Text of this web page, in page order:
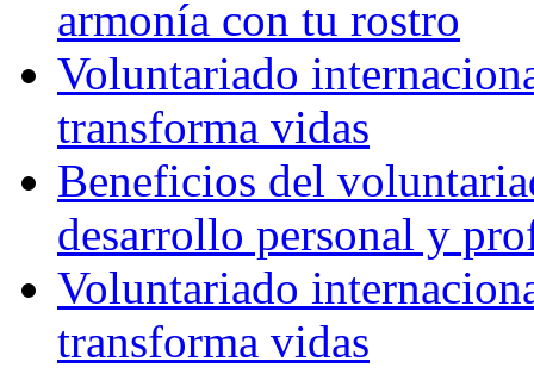
armonía con tu rostro
Voluntariado
transforma vidas
Beneficios del
desarrollo personal y
Voluntariado
transforma vidas